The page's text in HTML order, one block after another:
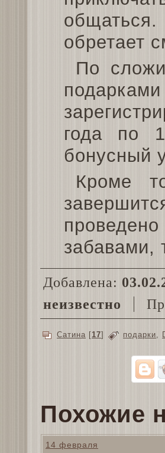
общаться.
обретает
По
года по
бонусный
Кроме
забавами,
Добавлена:
неизвестно
Сатина [17] подарки,
Похожие
14 февраля